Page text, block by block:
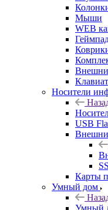
Мыши
WEB
Носители
USB
Карты
Умный дом
Умный